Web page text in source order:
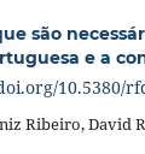
são
e a
10.5380/
Ribeiro, David